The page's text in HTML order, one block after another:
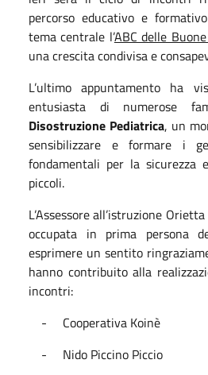
percorso educativo e
tema centrale l’ABC delle
una crescita condivisa e
L’ultimo appuntamento ha
entusiasta di numerose
Disostruzione Pediatrica, un
sensibilizzare e formare i
fondamentali per la sicurezza
piccoli.
L’Assessore all’istruzione
occupata in prima persona
esprimere un sentito
hanno contribuito alla
incontri:
-
Cooperativa Koinè
-
Nido Piccino Piccio